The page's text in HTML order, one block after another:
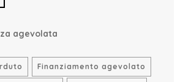
agevolata
Finanziamento agevolato